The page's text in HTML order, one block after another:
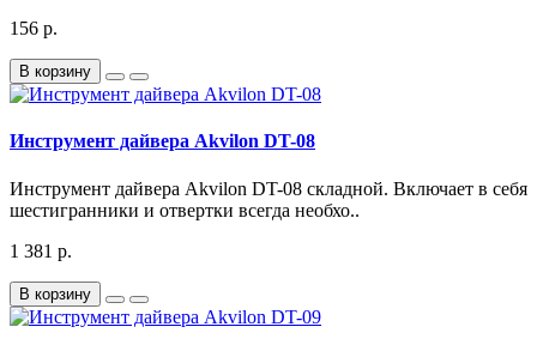
156 р.
В корзину
Инструмент дайвера Akvilon DT-08
Инструмент дайвера Akvilon DT-08 складной. Включает в себя
шестигранники и отвертки всегда необхо..
1 381 р.
В корзину